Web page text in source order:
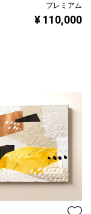
プレミアム
¥ 110,000